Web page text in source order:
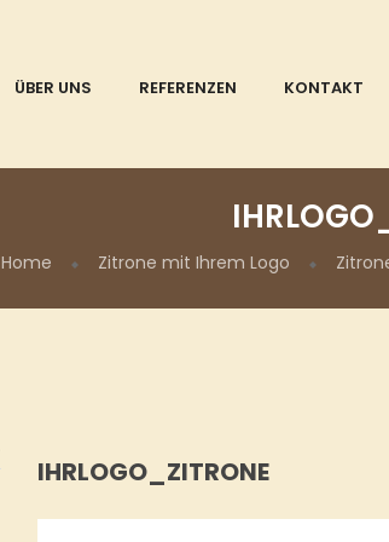
ÜBER UNS REFERENZEN KONTAKT
Home Zitrone mit Ihrem Logo
IHRLOGO_ZITRONE